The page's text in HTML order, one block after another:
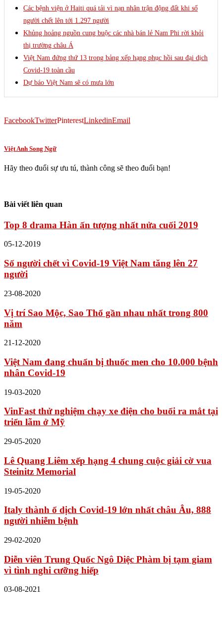
Các bệnh viện ở Haiti quá tải vì nạn nhân trận động đất khi số
người chết lên tới 1.297 người
Khủng hoảng nguồn cung buộc các nhà bán lẻ Nam Phi rời khỏi
thị trường châu Á
Việt Nam đứng thứ 13 trong bảng xếp hạng phục hồi sau đại dịch
Covid-19 toàn cầu
Dự báo Việt Nam sẽ có mưa lớn
FacebookTwitterPinterestLinkedinEmail
Việt Anh Song Ngữ
Hãy theo đuổi sự ưu tú, thành công sẽ theo đuổi bạn!
Bài viết liên quan
Top 8 drama Hàn ấn tượng nhất nửa cuối 2019
05-12-2019
Số người chết vì Covid-19 Việt Nam tăng lên 27
người
23-08-2020
Vị trí Sao Mộc, Sao Thổ gần nhau nhất trong 800
năm
21-12-2020
Việt Nam đang chuẩn bị thuốc men cho 10.000 bệnh
nhân Covid-19
19-03-2020
VinFast thử nghiệm chạy xe điện cho buổi ra mắt tại
triển lãm ở Mỹ
29-05-2020
Lê Quang Liêm xếp hạng 4 chung cuộc giải cờ vua
Steinitz Memorial
19-05-2020
Italy thành ổ dịch Covid-19 lớn nhất châu Âu, 888
người nhiễm bệnh
29-02-2020
Diễn viên Trung Quốc Ngô Diệc Phàm bị tạm giam
vì tình nghi cưỡng hiếp
03-08-2021